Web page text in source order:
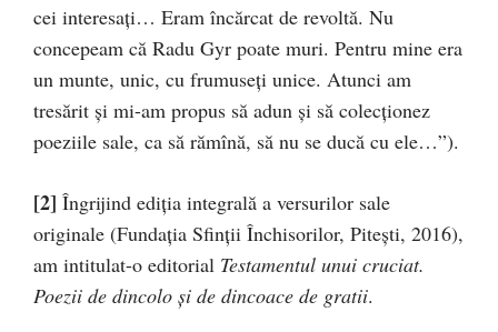
cei in­teresaţi… Eram încărcat de revoltă. Nu
concepeam că Radu Gyr poate muri. Pentru mine era
un munte, unic, cu frumuseţi unice. Atunci am
tresărit şi mi-am propus să adun și să colecţionez
poeziile sale, ca să rămînă, să nu se ducă cu ele…”).
[2] Îngrijind ediția integrală a versurilor sale
originale (Fundația Sfinții Închisorilor, Pitești, 2016),
am intitulat-o editorial Testamentul unui cruciat.
Poezii de dincolo și de dincoace de gratii.